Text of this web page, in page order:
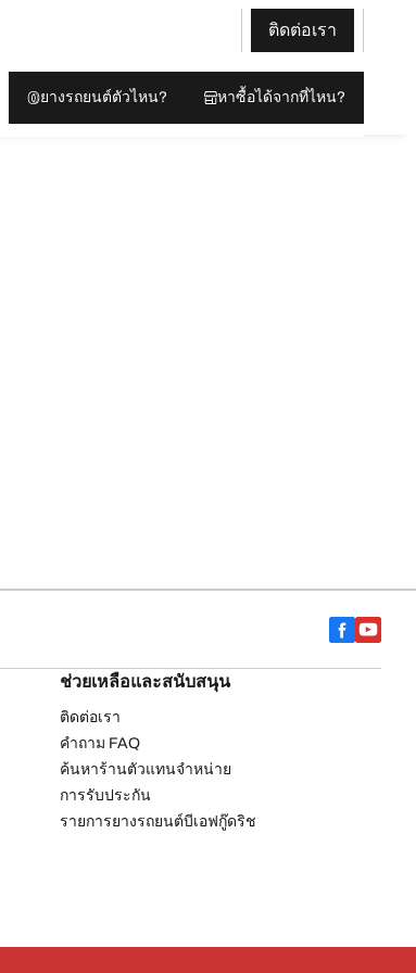
ติดต่อเรา
ยางรถยนต์ตัวไหน? หาซื้อได้จากที่ไหน?
ช่วยเหลือและสนับสนุน
ติดต่อเรา
คำถาม FAQ
ค้นหาร้านตัวแทนจำหน่าย
การรับประกัน
รายการยางรถยนต์บีเอฟกู๊ดริช